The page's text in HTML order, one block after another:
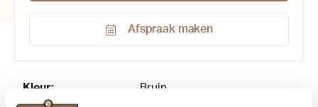
Afspraak maken
Kleur:
Bruin